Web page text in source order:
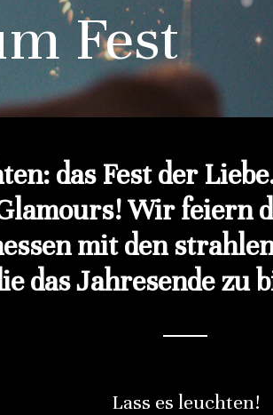
Fest
das Fest der
Wir feiern
mit den
das Jahresende zu
Lass es leuchten!